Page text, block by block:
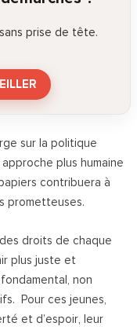
prise de tête.
sur la politique
plus humaine
contribuera à
prometteuses.
droits de chaque
plus juste et
non
Pour ces jeunes,
et d’espoir, leur